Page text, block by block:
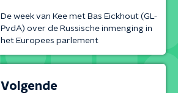
De week van Kee met Bas Eickhout (GL-
PvdA) over de Russische inmenging in
het Europees parlement
Volgende